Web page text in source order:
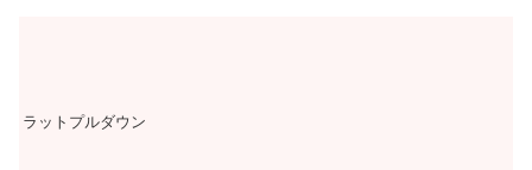
ラットプルダウン